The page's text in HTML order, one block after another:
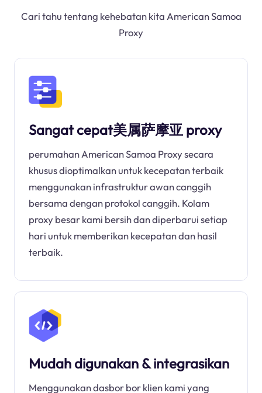
Cari tahu tentang kehebatan kita American Samoa
Proxy
Sangat cepat美属萨摩亚 proxy
perumahan American Samoa Proxy secara
khusus dioptimalkan untuk kecepatan terbaik
menggunakan infrastruktur awan canggih
bersama dengan protokol canggih. Kolam
proxy besar kami bersih dan diperbarui setiap
hari untuk memberikan kecepatan dan hasil
terbaik.
Mudah digunakan & integrasikan
Menggunakan dasbor bor klien kami yang